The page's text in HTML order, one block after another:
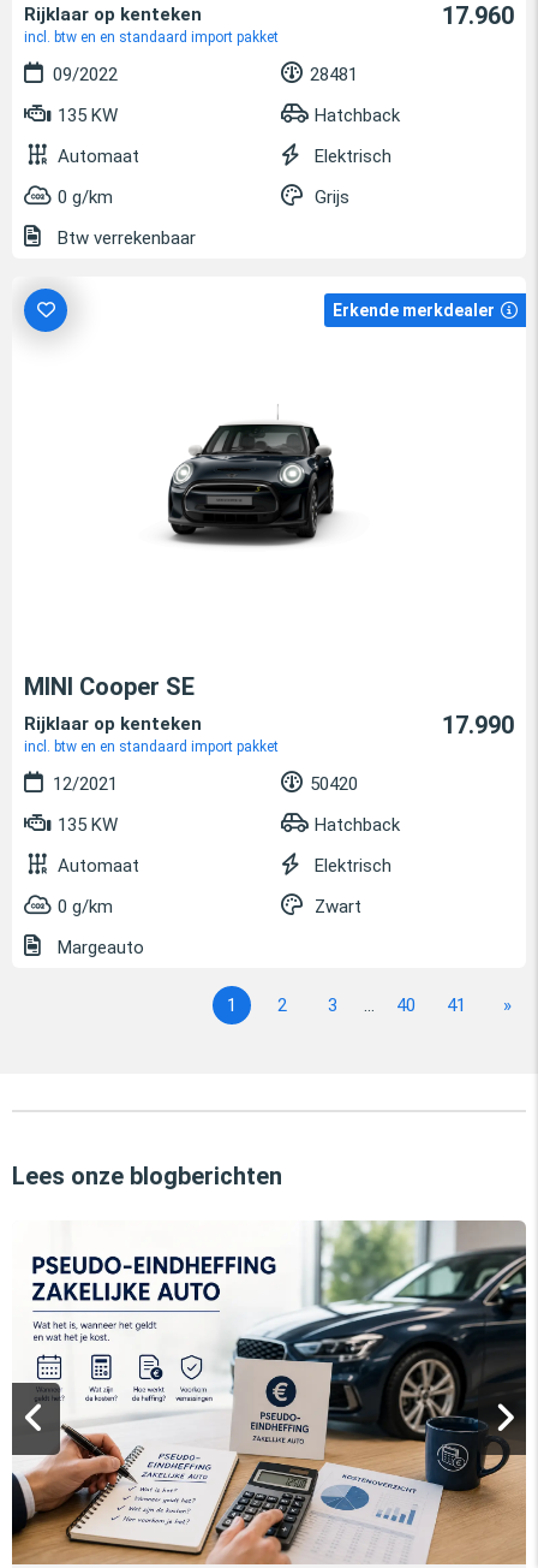
Rijklaar op kenteken
incl. btw en en standaard import pakket
17.960
09/2022
28481
135 KW
Hatchback
Automaat
Elektrisch
0 g/km
Grijs
Btw verrekenbaar
Erkende merkdealer
MINI Cooper SE
Rijklaar op kenteken
incl. btw en en standaard import pakket
17.990
12/2021
50420
135 KW
Hatchback
Automaat
Elektrisch
0 g/km
Zwart
Margeauto
1 2 3 ... 40 41 »
Lees onze blogberichten